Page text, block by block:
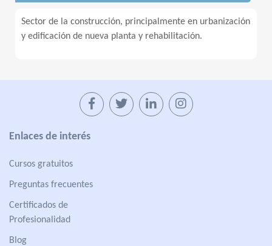
Sector de la construcción, principalmente en urbanización
y edificación de nueva planta y rehabilitación.
Enlaces de interés
Cursos gratuitos
Preguntas frecuentes
Certificados de
Profesionalidad
Blog